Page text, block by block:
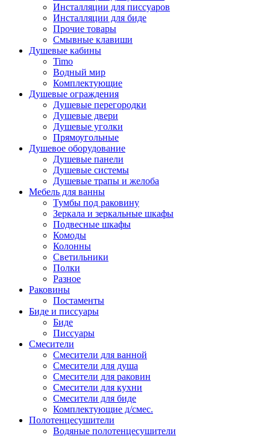
Инсталляции для писсуаров
Инсталляции для биде
Прочие товары
Смывные клавиши
Душевые кабины
Timo
Водный мир
Комплектующие
Душевые ограждения
Душевые перегородки
Душевые двери
Душевые уголки
Прямоугольные
Душевое оборудование
Душевые панели
Душевые системы
Душевые трапы и желоба
Мебель для ванны
Тумбы под раковину
Зеркала и зеркальные шкафы
Подвесные шкафы
Комоды
Колонны
Светильники
Полки
Разное
Раковины
Постаменты
Биде и писсуары
Биде
Писсуары
Смесители
Смесители для ванной
Смесители для душа
Смесители для раковин
Смесители для кухни
Смесители для биде
Комплектующие д/смес.
Полотенцесушители
Водяные полотенцесушители